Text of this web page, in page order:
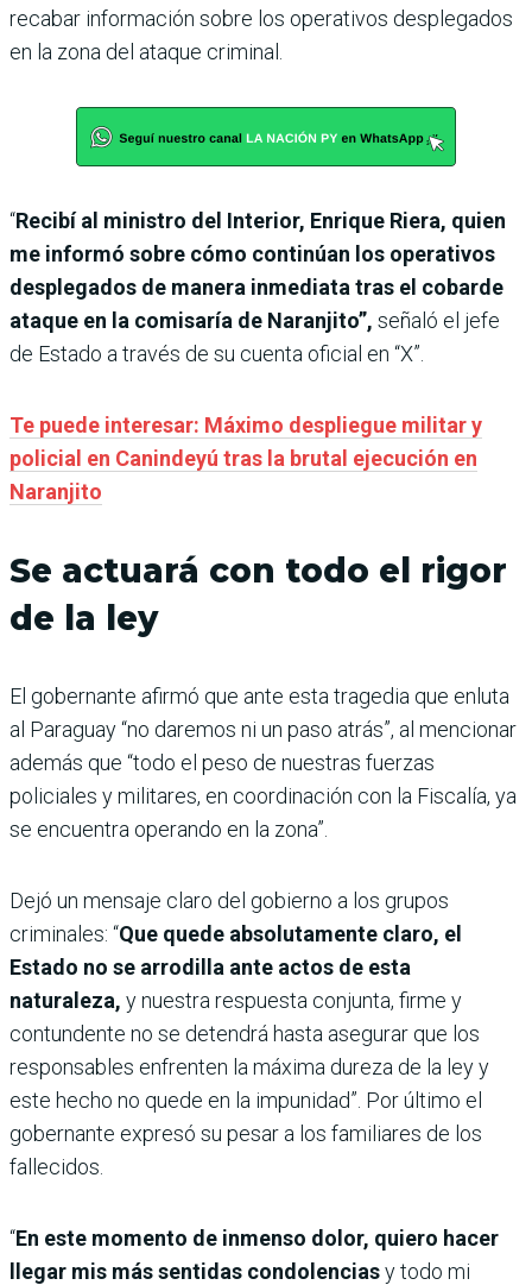
recabar información sobre los operativos desplegados
en la zona del ataque criminal.
“Recibí al ministro del Interior, Enrique Riera, quien
me informó sobre cómo continúan los operativos
desplegados de manera inmediata tras el cobarde
ataque en la comisaría de Naranjito”, señaló el jefe
de Estado a través de su cuenta oficial en “X”.
Te puede interesar: Máximo despliegue militar y
policial en Canindeyú tras la brutal ejecución en
Naranjito
Se actuará con todo el rigor
de la ley
El gobernante afirmó que ante esta tragedia que enluta
al Paraguay “no daremos ni un paso atrás”, al mencionar
además que “todo el peso de nuestras fuerzas
policiales y militares, en coordinación con la Fiscalía, ya
se encuentra operando en la zona”.
Dejó un mensaje claro del gobierno a los grupos
criminales: “Que quede absolutamente claro, el
Estado no se arrodilla ante actos de esta
naturaleza, y nuestra respuesta conjunta, firme y
contundente no se detendrá hasta asegurar que los
responsables enfrenten la máxima dureza de la ley y
este hecho no quede en la impunidad”. Por último el
gobernante expresó su pesar a los familiares de los
fallecidos.
“En este momento de inmenso dolor, quiero hacer
llegar mis más sentidas condolenciasy todo mi